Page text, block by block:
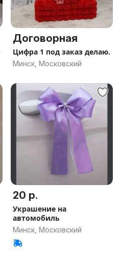
Договорная
Цифра 1 под заказ делаю.
Минск, Московский
20 р.
Украшение на
автомобиль
Минск, Московский